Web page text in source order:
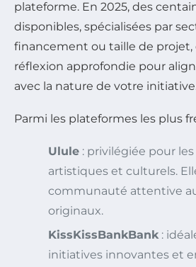
plateforme. En 2025, des
disponibles, spécialisées par
financement ou taille de projet,
réflexion approfondie pour
avec la nature de votre
Parmi les plateformes les plus
Ulule : privilégiée pour
artistiques et culturels.
communauté attentive
originaux.
KissKissBankBank:
initiatives innovantes et